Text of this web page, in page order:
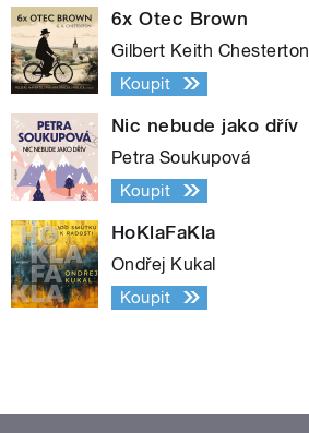
6x Otec Brown
Gilbert Keith Chesterton
Koupit
Nic nebude jako dřív
Petra Soukupová
Koupit
HoKlaFaKla
Ondřej Kukal
Koupit